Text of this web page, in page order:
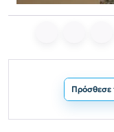
Πρόσθεσε